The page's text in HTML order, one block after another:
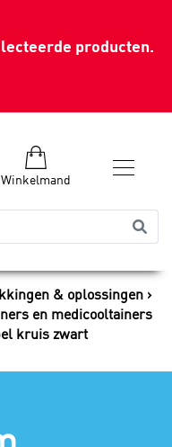
producten.
Winkelmand
& oplossingen
en medicooltainers
kruis zwart